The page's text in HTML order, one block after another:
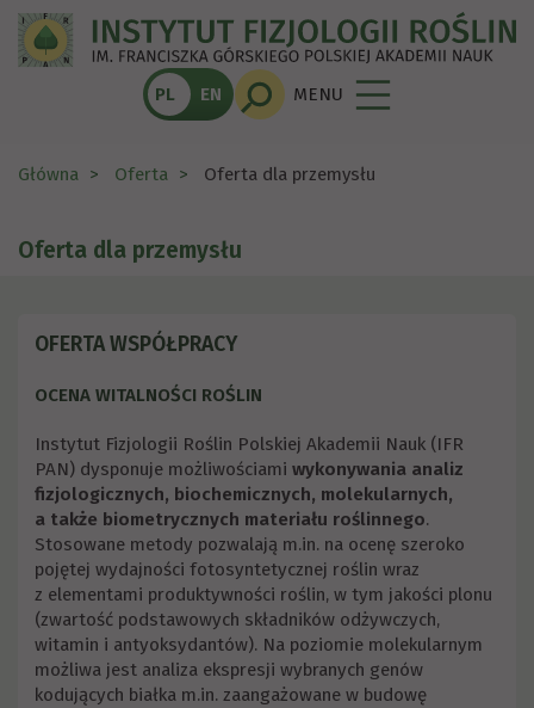
PL EN MENU
Główna Oferta Oferta dla przemysłu
Oferta dla przemysłu
OFERTA WSPÓŁPRACY
OCENA WITALNOŚCI ROŚLIN
Instytut Fizjologii Roślin Polskiej Akademii Nauk (IFR
PAN) dysponuje możliwościami wykonywania analiz
fizjologicznych, biochemicznych, molekularnych,
a także biometrycznych materiału roślinnego.
Stosowane metody pozwalają m.in. na ocenę szeroko
pojętej wydajności fotosyntetycznej roślin wraz
z elementami produktywności roślin, w tym jakości plonu
(zwartość podstawowych składników odżywczych,
witamin i antyoksydantów). Na poziomie molekularnym
możliwa jest analiza ekspresji wybranych genów
kodujących białka m.in. zaangażowane w budowę